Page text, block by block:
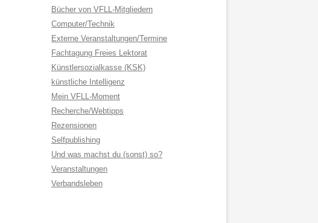
Bücher von VFLL-Mitgliedern
Computer/Technik
Externe Veranstaltungen/Termine
Fachtagung Freies Lektorat
Künstlersozialkasse (KSK)
künstliche Intelligenz
Mein VFLL-Moment
Recherche/Webtipps
Rezensionen
Selfpublishing
Und was machst du (sonst) so?
Veranstaltungen
Verbandsleben